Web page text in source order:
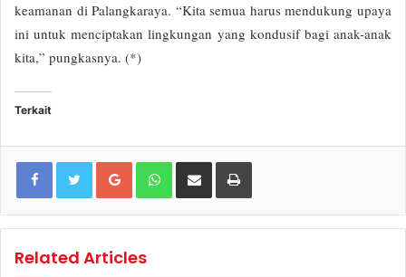
keamanan di Palangkaraya. “Kita semua harus mendukung upaya
ini untuk menciptakan lingkungan yang kondusif bagi anak-anak
kita,” pungkasnya. (*)
Terkait
Google+WhatsApp
Share via Email Print
Related Articles